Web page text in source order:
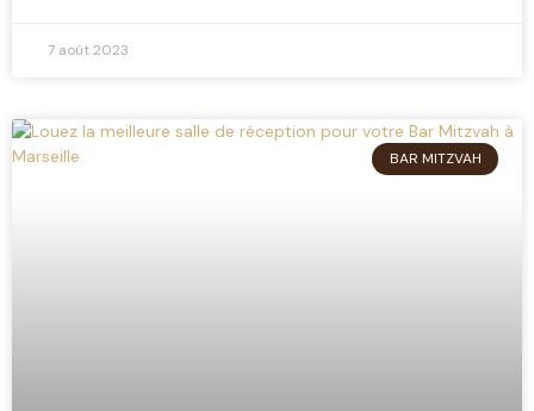
7 août 2023
BAR MITZVAH